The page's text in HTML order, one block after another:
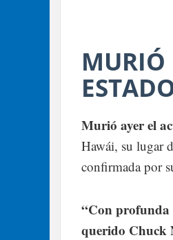
Murió ayer el
Hawái, su lugar
confirmada por
“Con profunda
querido Chuck